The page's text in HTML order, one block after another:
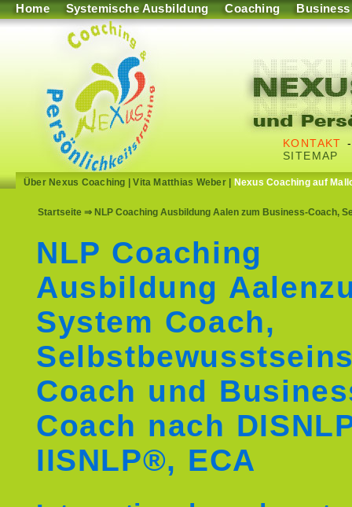
Home Systemische Ausbildung Coaching Business
KONTAKT
SITEMAP
Über Nexus Coaching |Vita Matthias Weber| Nexus Coaching auf
Startseite ⇒ NLP Coaching Ausbildung Aalen zum Business-Coach,
NLP Coaching
Ausbildung
System Coach,
Coach und
Coach nach
IISNLP®, ECA